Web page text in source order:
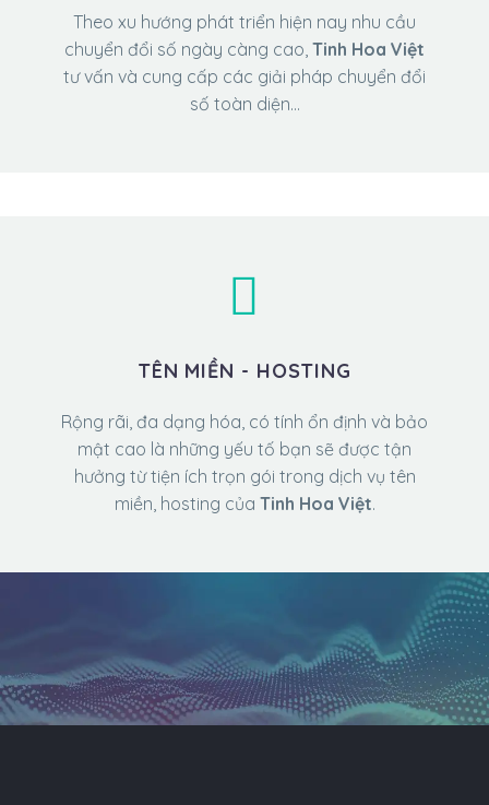
Theo xu hướng phát triển hiện nay nhu cầu
chuyển đổi số ngày càng cao, Tinh Hoa Việt
tư vấn và cung cấp các giải pháp chuyển đổi
số toàn diện…
TÊN MIỀN - HOSTING
Rộng rãi, đa dạng hóa, có tính ổn định và bảo
mật cao là những yếu tố bạn sẽ được tận
hưởng từ tiện ích trọn gói trong dịch vụ tên
miền, hosting của Tinh Hoa Việt.